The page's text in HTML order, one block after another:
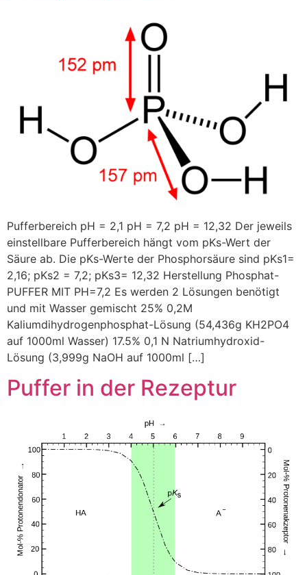
Pufferbereich pH = 2,1 pH = 7,2 pH = 12,32 Der jeweils
einstellbare Pufferbereich hängt vom pKs-Wert der
Säure ab. Die pKs-Werte der Phosphorsäure sind pKs1=
2,16; pKs2 = 7,2; pKs3= 12,32 Herstellung Phosphat-
PUFFER MIT PH=7,2 Es werden 2 Lösungen benötigt
und mit Wasser gemischt 25% 0,2M
Kaliumdihydrogenphosphat-Lösung (54,436g KH2PO4
auf 1000ml Wasser) 17.5% 0,1 N Natriumhydroxid-
Lösung (3,999g NaOH auf 1000ml […]
Puffer in der Rezeptur